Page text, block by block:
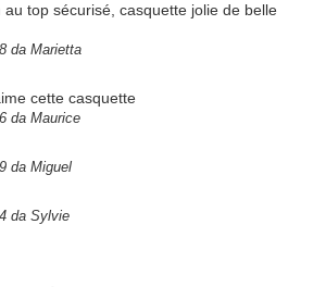
au top sécurisé, casquette jolie de belle
da Marietta
cette casquette
da Maurice
da Miguel
da Sylvie